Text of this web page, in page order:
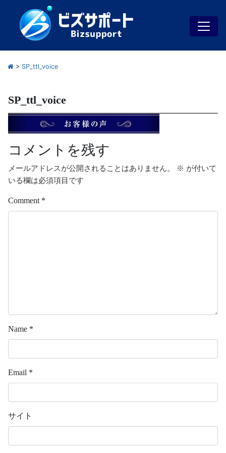
> SP_ttl_voice
SP_ttl_voice
コメントを残す
メールアドレスが公開されることはありません。 ※ が付いて
いる欄は必須項目です
Comment *
Name *
Email *
サイト